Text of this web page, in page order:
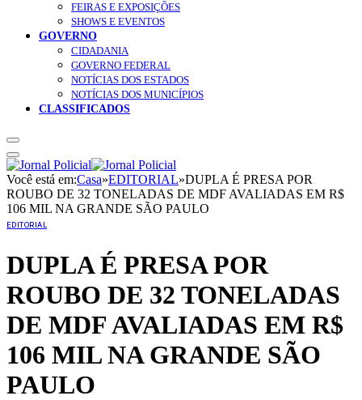
FEIRAS E EXPOSIÇÕES
SHOWS E EVENTOS
GOVERNO
CIDADANIA
GOVERNO FEDERAL
NOTÍCIAS DOS ESTADOS
NOTÍCIAS DOS MUNICÍPIOS
CLASSIFICADOS
Você está em:Casa»EDITORIAL»DUPLA É PRESA POR
ROUBO DE 32 TONELADAS DE MDF AVALIADAS EM R$
106 MIL NA GRANDE SÃO PAULO
EDITORIAL
DUPLA É PRESA POR
ROUBO DE 32 TONELADAS
DE MDF AVALIADAS EM R$
106 MIL NA GRANDE SÃO
PAULO